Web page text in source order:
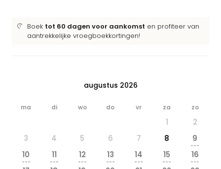
Boek tot 60 dagen voor aankomst en profiteer van
aantrekkelijke vroegboekkortingen!
augustus 2026
ma di wo do vr za zo
1
2
3
4 5 6 7 8 9
---
10
---
11
---
12
---
13
---
14
---
15
---
16
---